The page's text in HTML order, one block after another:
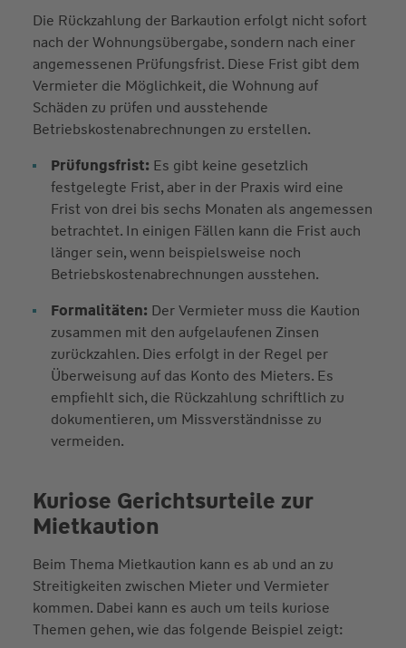
Die Rückzahlung der Barkaution erfolgt nicht sofort
nach der Wohnungsübergabe, sondern nach einer
angemessenen Prüfungsfrist. Diese Frist gibt dem
Vermieter die Möglichkeit, die Wohnung auf
Schäden zu prüfen und ausstehende
Betriebskostenabrechnungen zu erstellen.
Prüfungsfrist: Es gibt keine gesetzlich
festgelegte Frist, aber in der Praxis wird eine
Frist von drei bis sechs Monaten als angemessen
betrachtet. In einigen Fällen kann die Frist auch
länger sein, wenn beispielsweise noch
Betriebskostenabrechnungen ausstehen.
Formalitäten: Der Vermieter muss die Kaution
zusammen mit den aufgelaufenen Zinsen
zurückzahlen. Dies erfolgt in der Regel per
Überweisung auf das Konto des Mieters. Es
empfiehlt sich, die Rückzahlung schriftlich zu
dokumentieren, um Missverständnisse zu
vermeiden.
Kuriose Gerichtsurteile zur
Mietkaution
Beim Thema Mietkaution kann es ab und an zu
Streitigkeiten zwischen Mieter und Vermieter
kommen. Dabei kann es auch um teils kuriose
Themen gehen, wie das folgende Beispiel zeigt: